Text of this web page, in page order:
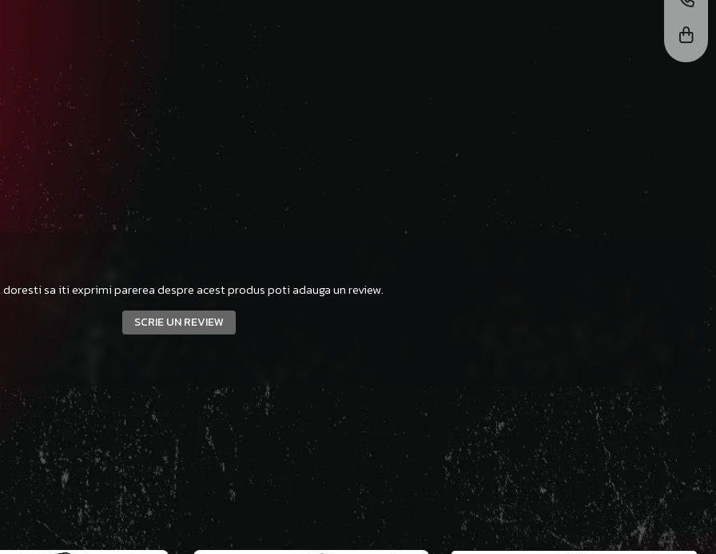
doresti sa iti exprimi parerea despre acest produs poti adauga un review.
SCRIE UN REVIEW